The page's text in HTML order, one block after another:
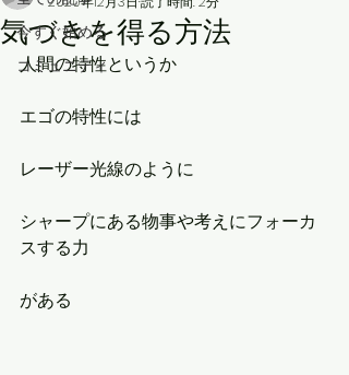
今すぐ始める
コミュニティ
気づきを得る方法
人間の特性というか
エゴの特性には
レーザー光線のように
シャープにある物事や考えにフォーカ
スする力
がある